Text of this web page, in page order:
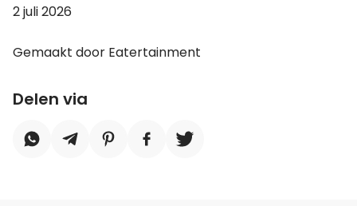
2 juli 2026
Gemaakt door Eatertainment
Delen via